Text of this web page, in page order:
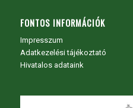
FONTOS INFORMÁCIÓK
Impresszum
Adatkezelési tájékoztató
Hivatalos adataink